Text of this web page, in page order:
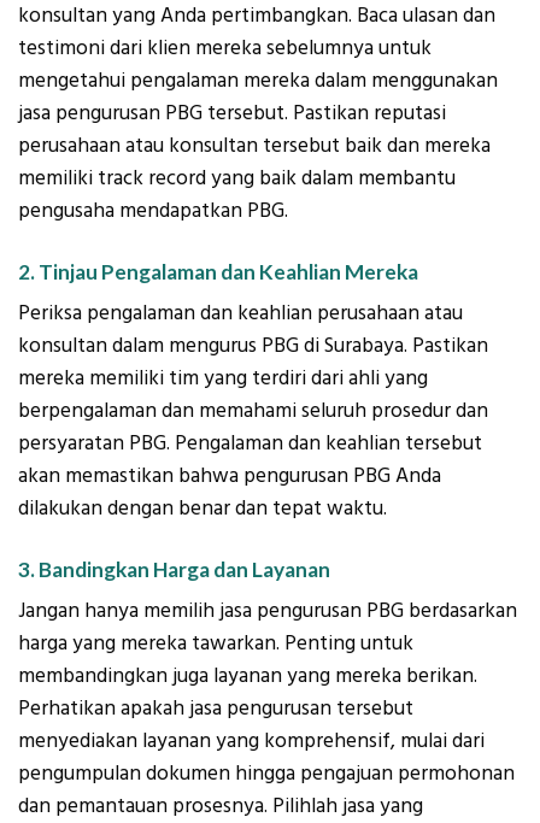
konsultan yang Anda pertimbangkan. Baca ulasan dan
testimoni dari klien mereka sebelumnya untuk
mengetahui pengalaman mereka dalam menggunakan
jasa pengurusan PBG tersebut. Pastikan reputasi
perusahaan atau konsultan tersebut baik dan mereka
memiliki track record yang baik dalam membantu
pengusaha mendapatkan PBG.
2. Tinjau Pengalaman dan Keahlian Mereka
Periksa pengalaman dan keahlian perusahaan atau
konsultan dalam mengurus PBG di Surabaya. Pastikan
mereka memiliki tim yang terdiri dari ahli yang
berpengalaman dan memahami seluruh prosedur dan
persyaratan PBG. Pengalaman dan keahlian tersebut
akan memastikan bahwa pengurusan PBG Anda
dilakukan dengan benar dan tepat waktu.
3. Bandingkan Harga dan Layanan
Jangan hanya memilih jasa pengurusan PBG berdasarkan
harga yang mereka tawarkan. Penting untuk
membandingkan juga layanan yang mereka berikan.
Perhatikan apakah jasa pengurusan tersebut
menyediakan layanan yang komprehensif, mulai dari
pengumpulan dokumen hingga pengajuan permohonan
dan pemantauan prosesnya. Pilihlah jasa yang